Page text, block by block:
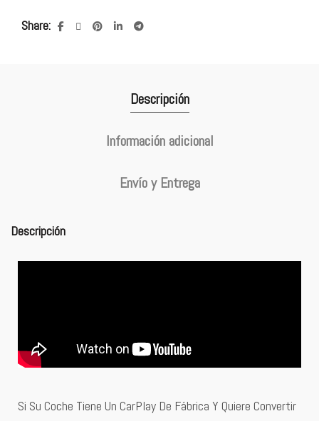
Share
Descripción
Información adicional
Envío y Entrega
Descripción
Si Su Coche Tiene Un CarPlay De Fábrica Y Quiere Convertir